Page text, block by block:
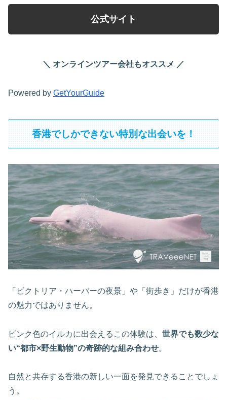
公式サイト
＼ オンラインツアー会社もオススメ ／
Powered by GetYourGuide
香港でしかできない特別な出会いを！
「ビクトリア・ハーバーの夜景」や「街歩き」だけが香港
の魅力ではありません。
ピンク色のイルカに出会えるこの体験は、 世界でも数少な
い“都市×野生動物”の奇跡的な組み合わせ。
自然と共存する香港の新しい一面を発見できることでしょ
う。